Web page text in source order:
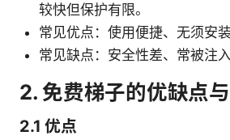
较快但保护有限。
常见优点：使用便捷、无须安装
常见缺点：安全性差、常被注
2. 免费梯子的优缺点
2.1 优点